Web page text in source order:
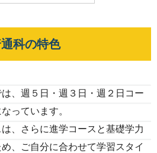
科の特色
、週５日・週３日・週２日コー
っています。
、さらに進学コースと基礎学力
、ご自分に合わせて学習スタイ